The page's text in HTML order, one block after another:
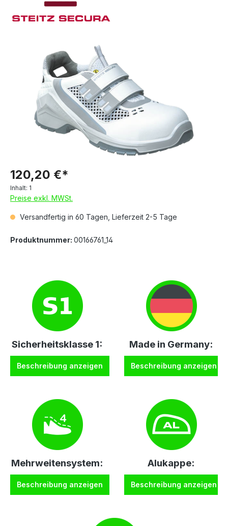
120,20 €*
Inhalt: 1
Preise exkl. MWSt.
Versandfertig in 60 Tagen, Lieferzeit 2-5 Tage
Produktnummer: 00166761_14
Sicherheitsklasse 1:
Beschreibung anzeigen
Made in Germany:
Beschreibung anzeigen
Mehrweitensystem:
Beschreibung anzeigen
Alukappe:
Beschreibung anzeigen